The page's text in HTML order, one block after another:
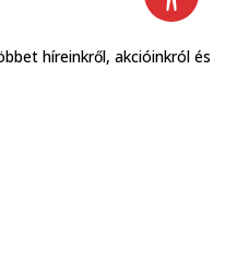
híreinkről, akcióinkról és